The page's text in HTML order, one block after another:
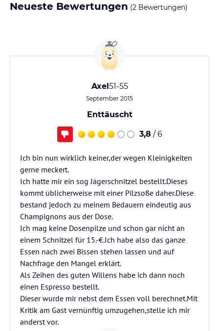
Neueste Bewertungen (2 Bewertungen)
Axel51-55
September 2015
Enttäuscht
3,8 / 6
Ich bin nun wirklich keiner,der wegen Kleinigkeiten
gerne meckert.
Ich hatte mir ein sog Jägerschnitzel bestellt.Dieses
kommt üblicherweise mit einer Pilzsoße daher.Diese
bestand jedoch zu meinem Bedauern eindeutig aus
Champignons aus der Dose.
Ich mag keine Dosenpilze und schon gar nicht an
einem Schnitzel für 15.-€.Ich habe also das ganze
Essen nach zwei Bissen stehen lassen und auf
Nachfrage den Mangel erklärt.
Als Zeihen des guten Willens habe ich dann noch
einen Espresso bestellt.
Dieser wurde mir nebst dem Essen voll berechnet.Mit
Kritik am Gast vernünftig umzugehen,stelle ich mir
anderst vor.